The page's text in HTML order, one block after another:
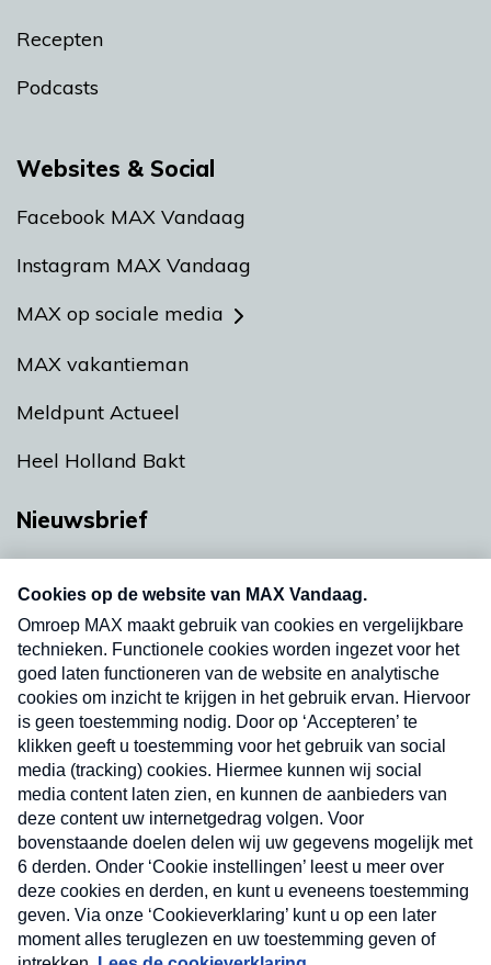
Recepten
Podcasts
Websites & Social
Facebook MAX Vandaag
Instagram MAX Vandaag
MAX op sociale media
MAX vakantieman
Meldpunt Actueel
Heel Holland Bakt
Nieuwsbrief
nieuwsbrief. Elke vrijdag- en dinsdagochtend in
uw mailbox.
Verzend
Nieuwsbrief
Neem hier een gratis abonnement op onze
nieuwsbrief. Elke vrijdag- en dinsdagochtend in uw